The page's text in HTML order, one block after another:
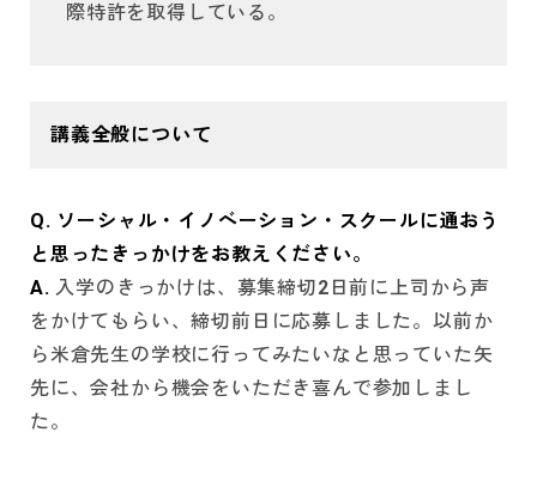
際特許を取得している。
講義全般について
Q. ソーシャル・イノベーション・スクールに通おう
と思ったきっかけをお教えください。
A. 入学のきっかけは、募集締切2日前に上司から声
をかけてもらい、締切前日に応募しました。以前か
ら米倉先生の学校に行ってみたいなと思っていた矢
先に、会社から機会をいただき喜んで参加しまし
た。